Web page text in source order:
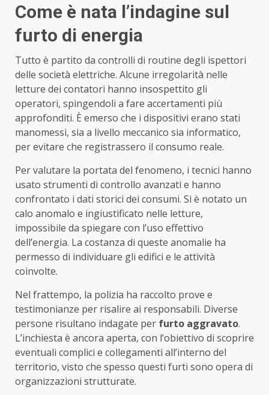
Come è nata l’indagine sul
furto di energia
Tutto è partito da controlli di routine degli ispettori
delle società elettriche. Alcune irregolarità nelle
letture dei contatori hanno insospettito gli
operatori, spingendoli a fare accertamenti più
approfonditi. È emerso che i dispositivi erano stati
manomessi, sia a livello meccanico sia informatico,
per evitare che registrassero il consumo reale.
Per valutare la portata del fenomeno, i tecnici hanno
usato strumenti di controllo avanzati e hanno
confrontato i dati storici dei consumi. Si è notato un
calo anomalo e ingiustificato nelle letture,
impossibile da spiegare con l’uso effettivo
dell’energia. La costanza di queste anomalie ha
permesso di individuare gli edifici e le attività
coinvolte.
Nel frattempo, la polizia ha raccolto prove e
testimonianze per risalire ai responsabili. Diverse
persone risultano indagate per furto aggravato.
L’inchiesta è ancora aperta, con l’obiettivo di scoprire
eventuali complici e collegamenti all’interno del
territorio, visto che spesso questi furti sono opera di
organizzazioni strutturate.